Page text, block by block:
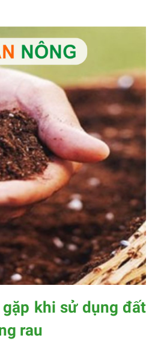
khi sử dụng đất
rau